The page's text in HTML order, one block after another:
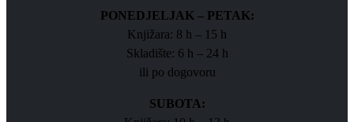
PONEDJELJAK – PETAK:
Knjižara: 8 h – 15 h
Skladište: 6 h – 24 h
ili po dogovoru
SUBOTA: